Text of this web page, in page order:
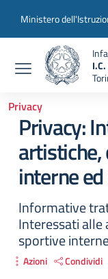
Slim top
Ministero
Privacy
Privacy:
interne
Informative
Interessati
sportive
Azioni Condividi